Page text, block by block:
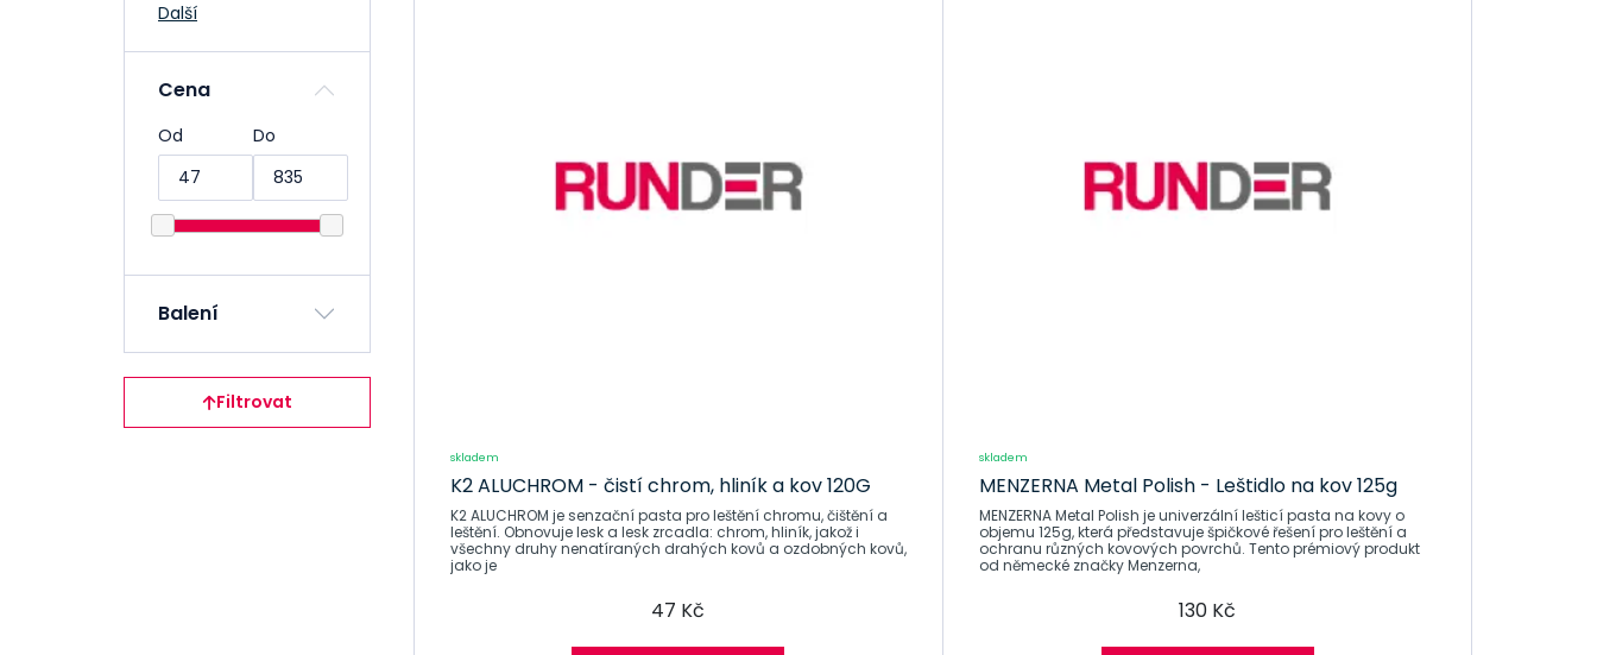
Okna a zrcadla
Disky a
pneumatiky
Sady
Kůže
Chrom, mosaz,
hliník
Další
Cena
Od Do
Balení
Filtrovat
Méně
skladem
K2 ALUCHROM - čistí chrom, hliník a kov 120G
K2 ALUCHROM je senzační pasta pro leštění chromu, čištění a
leštění. Obnovuje lesk a lesk zrcadla: chrom, hliník, jakož i
všechny druhy nenatíraných drahých kovů a ozdobných kovů,
jako je
47 Kč
skladem
MENZERNA Metal Polish - Leštidlo na kov 125g
MENZERNA Metal Polish je univerzální lešticí pasta na kovy o
objemu 125g, která představuje špičkové řešení pro leštění a
ochranu různých kovových povrchů. Tento prémiový produkt
od německé značky Menzerna,
130 Kč